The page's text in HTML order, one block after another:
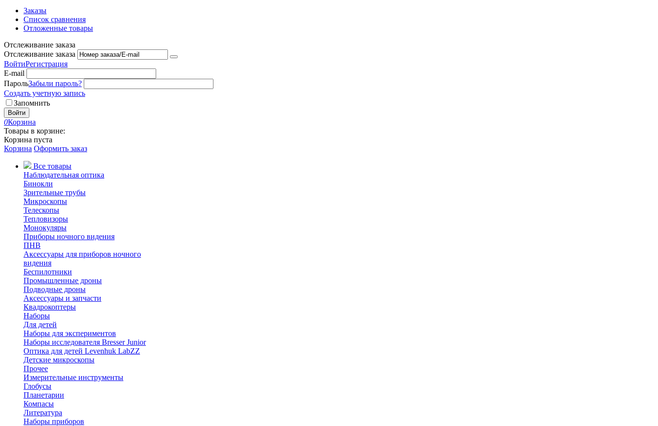
Заказы
Список сравнения
Отложенные товары
Отслеживание заказа
Отслеживание заказа
ВойтиРегистрация
E-mail
ПарольЗабыли пароль?
Создать учетную запись
Запомнить
Войти
0Корзина
Товары в корзине:
Корзина пуста
Корзина Оформить заказ
Все товары
Наблюдательная оптика
Бинокли
Зрительные трубы
Микроскопы
Телескопы
Тепловизоры
Монокуляры
Приборы ночного видения
ПНВ
Аксессуары для приборов ночного
видения
Беспилотники
Промышленные дроны
Подводные дроны
Аксессуары и запчасти
Квадрокоптеры
Наборы
Для детей
Наборы для экспериментов
Наборы исследователя Bresser Junior
Оптика для детей Levenhuk LabZZ
Детские микроскопы
Прочее
Измерительные инструменты
Глобусы
Планетарии
Компасы
Литература
Наборы приборов